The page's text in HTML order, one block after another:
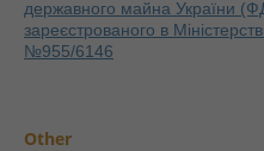
державного майна України
зареєстрованого в
№955/6146
Other